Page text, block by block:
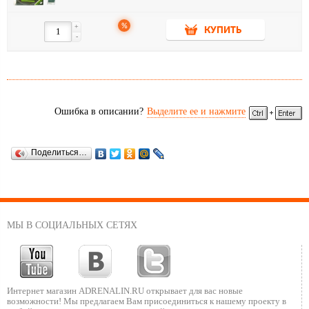
-
+ %
КУПИТЬ
Ошибка в описании? Выделите ее и нажмите
Поделиться…
МЫ В СОЦИАЛЬНЫХ СЕТЯХ
Интернет магазин ADRENALIN.RU открывает для вас новые
возможности! Мы предлагаем Вам присоединиться к нашему проекту в